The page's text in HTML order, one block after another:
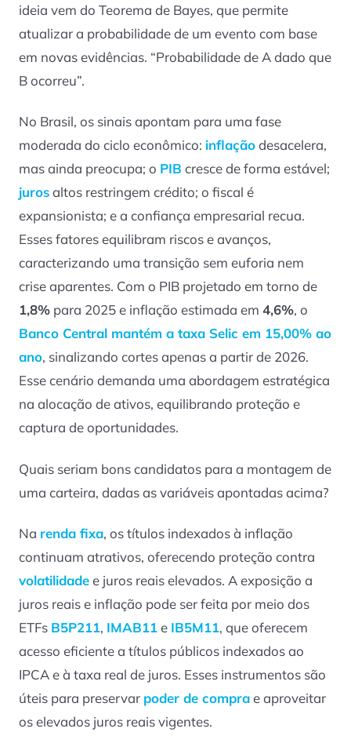
ideia vem do Teorema de Bayes, que permite
atualizar a probabilidade de um evento com base
em novas evidências. “Probabilidade de A dado que
B ocorreu”.
No Brasil, os sinais apontam para uma fase
moderada do ciclo econômico: inflaçãodesacelera,
mas ainda preocupa; o PIB cresce de forma estável;
jurosaltos restringem crédito; o fiscal é
expansionista; e a confiança empresarial recua.
Esses fatores equilibram riscos e avanços,
caracterizando uma transição sem euforia nem
crise aparentes. Com o PIB projetado em torno de
1,8% para 2025 e inflação estimada em 4,6%, o
Banco Central mantém a taxa Selic em 15,00% ao
ano, sinalizando cortes apenas a partir de 2026.
Esse cenário demanda uma abordagem estratégica
na alocação de ativos, equilibrando proteção e
captura de oportunidades.
Quais seriam bons candidatos para a montagem de
uma carteira, dadas as variáveis apontadas acima?
Na renda fixa, os títulos indexados à inflação
continuam atrativos, oferecendo proteção contra
volatilidadee juros reais elevados. A exposição a
juros reais e inflação pode ser feita por meio dos
ETFs B5P211, IMAB11e IB5M11, que oferecem
acesso eficiente a títulos públicos indexados ao
IPCA e à taxa real de juros. Esses instrumentos são
úteis para preservar poder de comprae aproveitar
os elevados juros reais vigentes.